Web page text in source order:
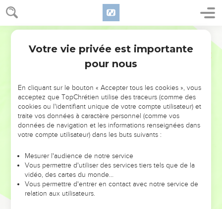
NE MANQUEZ PAS L’ÉVÉNEMENT
DE L’ANNÉE !
ET SI LEURS ERREURS POUVAIENT VOUS ÉVITER LES
VOTRES ?
leur foi ou leur vision. Mais on voit moins les doutes, les erreurs
et les saisons difficiles qu'ils ont traversés, alors même que ce
sont elles qui les ont façonnés.
Dans cette conférence, leaders, entrepreneurs, et responsables
Votre vie privée est importante
pour nous
En cliquant sur le bouton « Accepter tous les cookies », vous
acceptez que TopChrétien utilise des traceurs (comme des
cookies ou l'identifiant unique de votre compte utilisateur) et
traite vos données à caractère personnel (comme vos
données de navigation et les informations renseignées dans
votre compte utilisateur) dans les buts suivants :
Mesurer l'audience de notre service
Vous permettre d'utiliser des services tiers tels que de la
vidéo, des cartes du monde…
Vous permettre d'entrer en contact avec notre service de
relation aux utilisateurs.